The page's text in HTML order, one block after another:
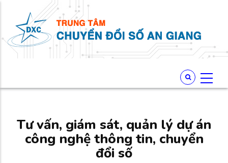
Tư vấn, giám sát, quản lý dự án
công nghệ thông tin, chuyển
đổi số